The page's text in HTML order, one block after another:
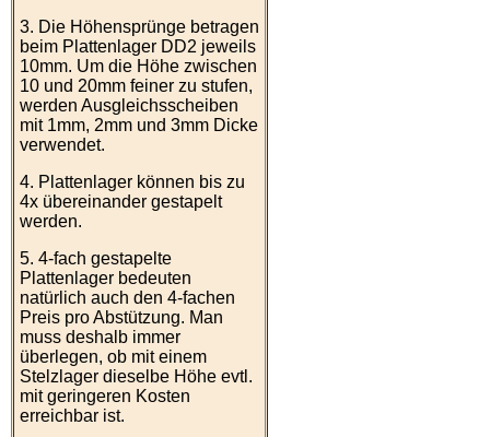
3. Die Höhensprünge betragen
beim Plattenlager DD2 jeweils
10mm. Um die Höhe zwischen
10 und 20mm feiner zu stufen,
werden Ausgleichsscheiben
mit 1mm, 2mm und 3mm Dicke
verwendet.
4. Plattenlager können bis zu
4x übereinander gestapelt
werden.
5. 4-fach gestapelte
Plattenlager bedeuten
natürlich auch den 4-fachen
Preis pro Abstützung. Man
muss deshalb immer
überlegen, ob mit einem
Stelzlager dieselbe Höhe evtl.
mit geringeren Kosten
erreichbar ist.